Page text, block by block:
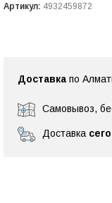
Артикул: 4932459872
Доставка по
Самовывоз,
Доставка